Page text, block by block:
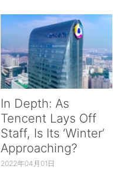
In Depth: As
Tencent Lays Off
Staff, Is Its ‘Winter’
Approaching?
2022年04月01日